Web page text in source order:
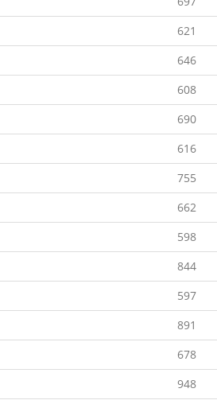
621
646
608
690
616
755
662
598
844
597
891
678
948